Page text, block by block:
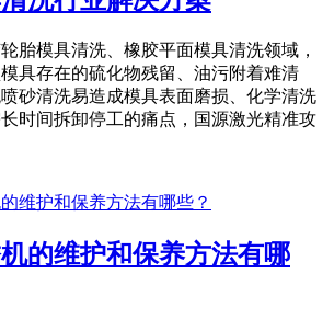
胎模具清洗、橡胶平面模具清洗领域，
具存在的硫化物残留、油污附着难清
砂清洗易造成模具表面磨损、化学清洗
时间拆卸停工的痛点，国源激光精准攻
的维护和保养方法有哪